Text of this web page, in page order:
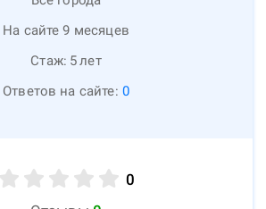
На сайте 9 месяцев
Стаж: 5лет
Ответов на сайте: 0
0